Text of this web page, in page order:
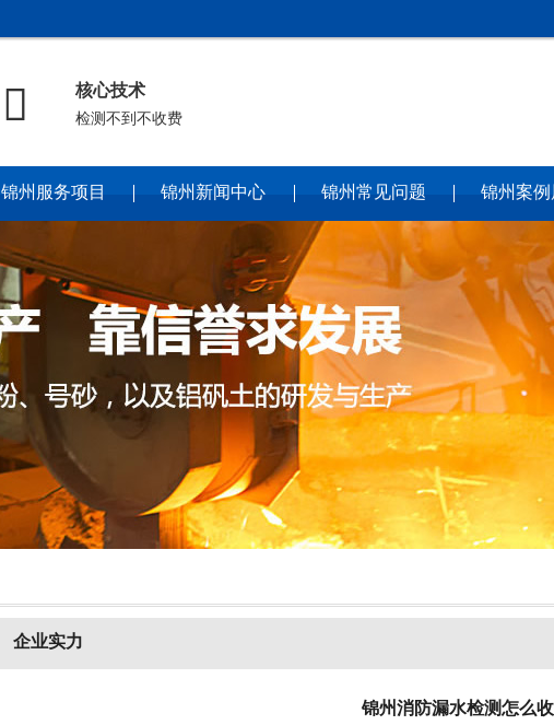
 核心技术
检测不到不收费
锦州服务项目 锦州新闻中心 锦州常见问题 锦州案
企业实力
锦州消防漏水检测怎么